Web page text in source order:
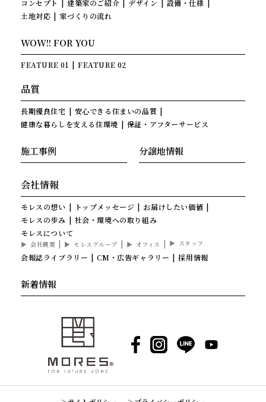
コンセプト 建築家のご紹介 デザイン
設備・仕様
土地対応
家づくりの流れ
WOW!! FOR YOU
FEATURE 01 FEATURE 02
品質
長期優良住宅
安心できる住まいの品質
健康な暮らしを支える住環境
保証・アフターサービス
施工事例 分譲地情報
会社情報
モレスの想い トップメッセージ
お届けしたい価値
モレスの歩み
社会・環境への取り組み
モレスについて
会社概要 モレスグループ オフィス スタッフ
会報誌ライブラリー CM・広告ギャラリー 採用情報
新着情報
Facebook
Instagram
LINE YouTube